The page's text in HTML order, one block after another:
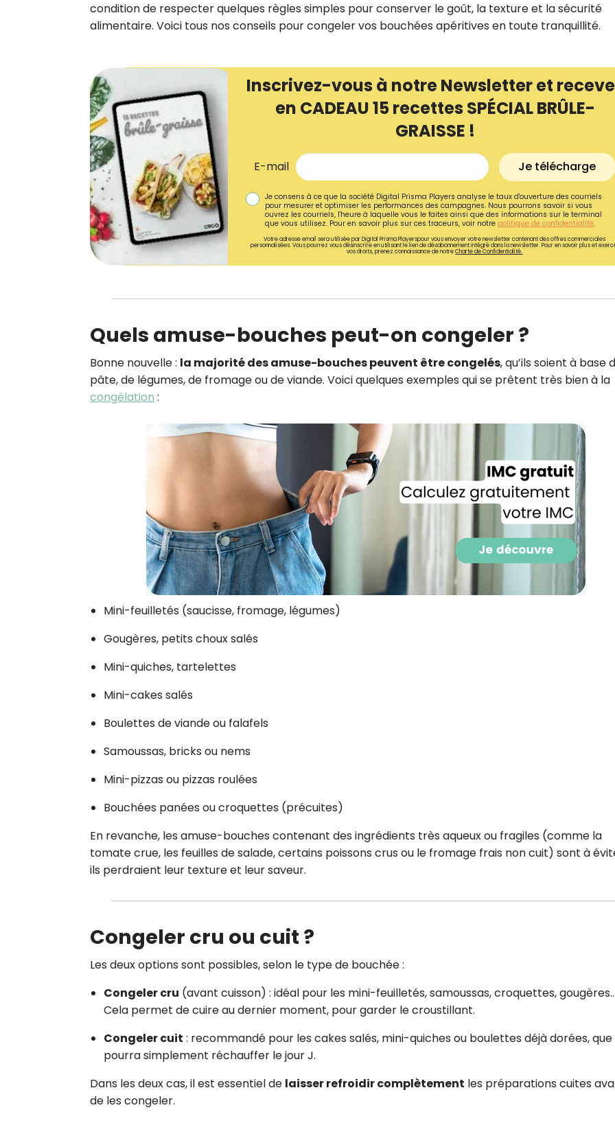
condition de respecter quelques règles simples pour conserver le goût, la texture et la sécurité
alimentaire. Voici tous nos conseils pour congeler vos bouchées apéritives en toute tranquillité.
Inscrivez-vous à notre Newsletter et
en CADEAU 15 recettes SPÉCIAL BRÛLE-
GRAISSE !
E-mail Je télécharge
Je consens à ce que la société Digital Prisma Players analyse le taux d'ouverture des courriels
pour mesurer et optimiser les performances des campagnes. Nous pourrons savoir si vous
ouvrez les courriels, l'heure à laquelle vous le faites ainsi que des informations sur le terminal
que vous utilisez. Pour en savoir plus sur ces traceurs, voir notre politique de confidentialité.
Votre adresse email sera utilisée par Digital Prisma Playerspour vous envoyer votre newsletter contenant des offres commerciales
personnalisées. Vous pourrez vous désinscrire en utilisant le lien de désabonnement intégré dans la newsletter. Pour en savoir plus et
vos droits, prenez connaissance de notreCharte de Confidentialité.
Quels amuse-bouches peut-on congeler ?
Bonne nouvelle : la majorité des amuse-bouches peuvent être congelés, qu’ils soient à base
pâte, de légumes, de fromage ou de viande. Voici quelques exemples qui se prêtent très bien à la
congélation :
Mini-feuilletés (saucisse, fromage, légumes)
Gougères, petits choux salés
Mini-quiches, tartelettes
Mini-cakes salés
Boulettes de viande ou falafels
Samoussas, bricks ou nems
Mini-pizzas ou pizzas roulées
Bouchées panées ou croquettes (précuites)
En revanche, les amuse-bouches contenant des ingrédients très aqueux ou fragiles (comme la
tomate crue, les feuilles de salade, certains poissons crus ou le fromage frais non cuit) sont à
ils perdraient leur texture et leur saveur.
Congeler cru ou cuit ?
Les deux options sont possibles, selon le type de bouchée :
Congeler cru (avant cuisson) : idéal pour les mini-feuilletés, samoussas, croquettes, gougères…
Cela permet de cuire au dernier moment, pour garder le croustillant.
Congeler cuit : recommandé pour les cakes salés, mini-quiches ou boulettes déjà dorées, que
pourra simplement réchauffer le jour J.
Dans les deux cas, il est essentiel de laisser refroidir complètement les préparations cuites
de les congeler.
Recevez gratuitement
recettes inédites de
!
CROQ.
Je consens à ce que la société
Prisma Players analyse le taux
des courriels pour mesurer et
performances des campagnes.
pourrons savoir si vous ouvrez les
l'heure à laquelle vous le faites ainsi
des informations sur le terminal que
utilisez. Pour en savoir plus sur ces
voir notre
politique de confidentialité